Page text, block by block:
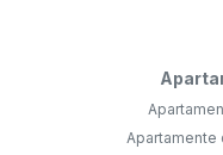
Apartamente